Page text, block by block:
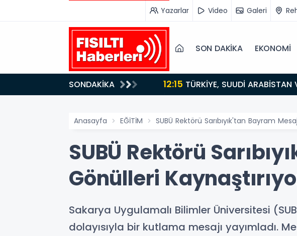
Yazarlar Video Galeri
SON DAKİKA EKONOMİ
SONDAKİKA 12:15
İMZALANDI!
Anasayfa EĞİTİM SUBÜ Rektörü Sarıbıyık'tan Bayram
SUBÜ Rektörü
Gönülleri
Sakarya Uygulamalı Bilimler Üniversitesi
dolayısıyla bir kutlama mesajı yayımladı.